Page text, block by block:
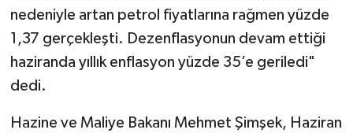
nedeniyle artan petrol fiyatlarına rağmen yüzde
1,37 gerçekleşti. Dezenflasyonun devam ettiği
haziranda yıllık enflasyon yüzde 35’e geriledi"
dedi.
Hazine ve Maliye Bakanı Mehmet Şimşek, Haziran